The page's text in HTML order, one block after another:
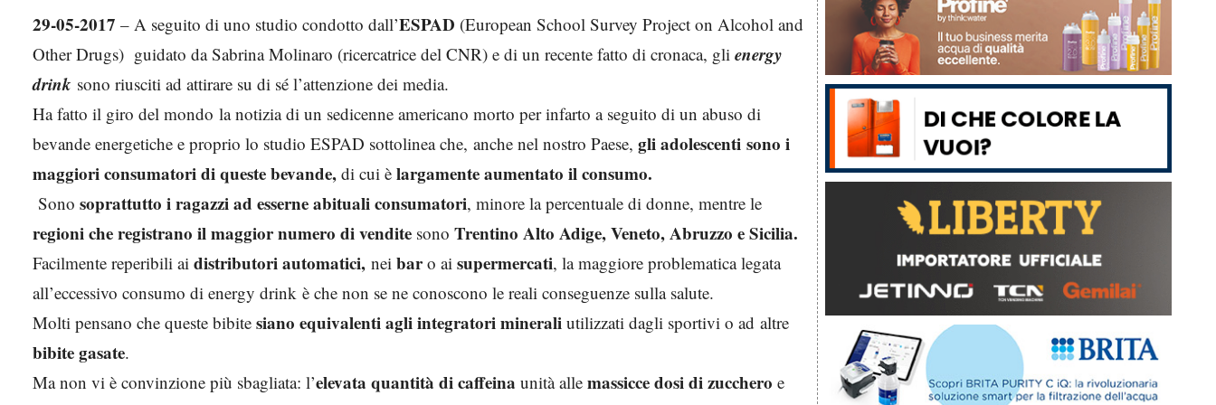
29-05-2017 – A seguito di uno studio condotto dall’ESPAD (European School Survey Project on Alcohol and
Other Drugs) guidato da Sabrina Molinaro (ricercatrice del CNR) e di un recente fatto di cronaca, gli energy
drink sono riusciti ad attirare su di sé l’attenzione dei media.
Ha fatto il giro del mondo la notizia di un sedicenne americano morto per infarto a seguito di un abuso di
bevande energetiche e proprio lo studio ESPAD sottolinea che, anche nel nostro Paese, gli adolescenti sono i
maggiori consumatori di queste bevande, di cui è largamente aumentato il consumo.
Sono soprattutto i ragazziad esserne abituali consumatori, minore la percentuale di donne, mentre le
regioni che registrano il maggior numero di vendite sono Trentino Alto Adige, Veneto, Abruzzo e Sicilia.
Facilmente reperibili ai distributori automatici, nei baro ai supermercati, la maggiore problematica legata
all’eccessivo consumo di energy drink è che non se ne conoscono le reali conseguenze sulla salute.
Molti pensano che queste bibite siano equivalenti agli integratori minerali utilizzati dagli sportivi o ad altre
bibite gasate.
Ma non vi è convinzione più sbagliata: l’elevata quantità di caffeina unità alle massicce dosi di zucchero e